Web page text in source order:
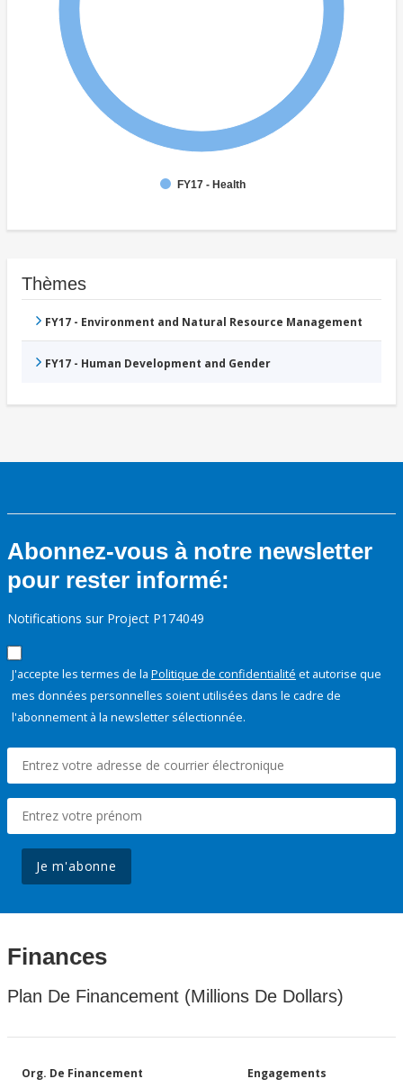
FY17 - Health
Thèmes
FY17 - Environment and Natural Resource Management
FY17 - Human Development and Gender
Abonnez-vous à notre newsletter
pour rester informé:
Notifications sur Project P174049
J'accepte les termes de la Politique de confidentialité et autorise que
mes données personnelles soient utilisées dans le cadre de
l'abonnement à la newsletter sélectionnée.
Je m'abonne
Finances
Plan De Financement (Millions De Dollars)
Org. De Financement Engagements